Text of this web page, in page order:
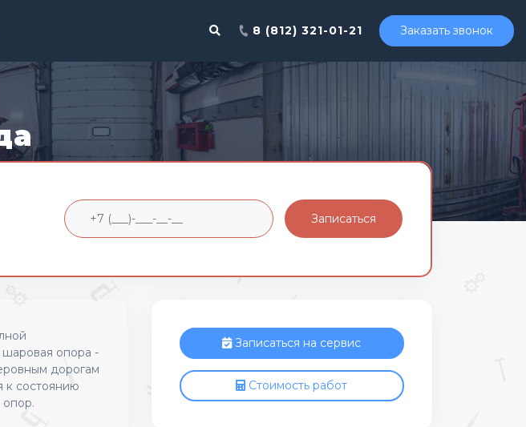
8 (812) 321-01-21 Заказать звонок
Записаться
шаровая опора -
дорогам
к состоянию
Записаться на сервис
Стоимость работ